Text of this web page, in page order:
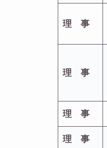
理 事
理 事
理 事
理 事